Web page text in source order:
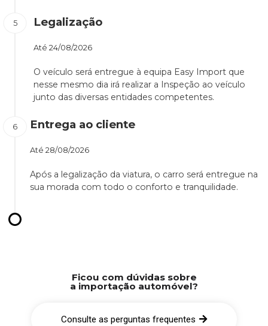
Legalização
Até 24/08/2026
O veículo será entregue à equipa Easy Import que
nesse mesmo dia irá realizar a Inspeção ao veículo
junto das diversas entidades competentes.
Entrega ao cliente
Até 28/08/2026
Após a legalização da viatura, o carro será entregue na
sua morada com todo o conforto e tranquilidade.
Ficou com dúvidas sobre
a importação automóvel?
Consulte as perguntas frequentes